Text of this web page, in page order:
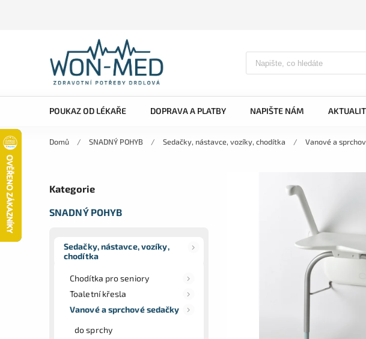
POUKAZ OD LÉKAŘE DOPRAVA A PLATBY NAPIŠTE NÁM
Domů / SNADNÝ POHYB / Sedačky, nástavce, vozíky, chodítka / Vanové a
Kategorie
SNADNÝ POHYB
Sedačky, nástavce, vozíky,
chodítka
Chodítka pro seniory
Toaletní křesla
Vanové a sprchové sedačky
do sprchy